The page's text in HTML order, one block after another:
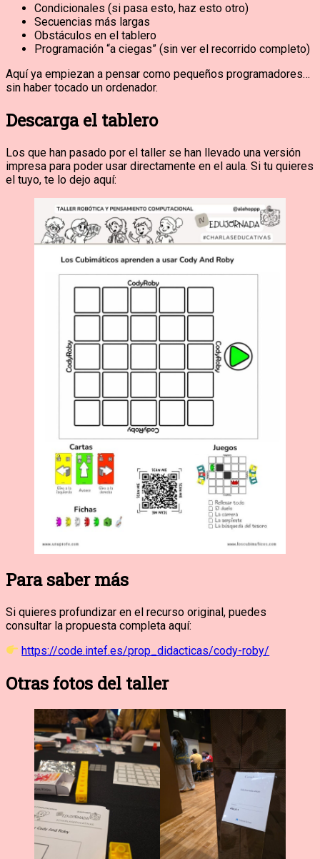
Condicionales (si pasa esto, haz esto otro)
Secuencias más largas
Obstáculos en el tablero
Programación “a ciegas” (sin ver el recorrido completo)
Aquí ya empiezan a pensar como pequeños programadores…
sin haber tocado un ordenador.
Descarga el tablero
Los que han pasado por el taller se han llevado una versión
impresa para poder usar directamente en el aula. Si tu quieres
el tuyo, te lo dejo aquí:
Para saber más
Si quieres profundizar en el recurso original, puedes
consultar la propuesta completa aquí:
https://code.intef.es/prop_didacticas/cody-roby/
Otras fotos del taller